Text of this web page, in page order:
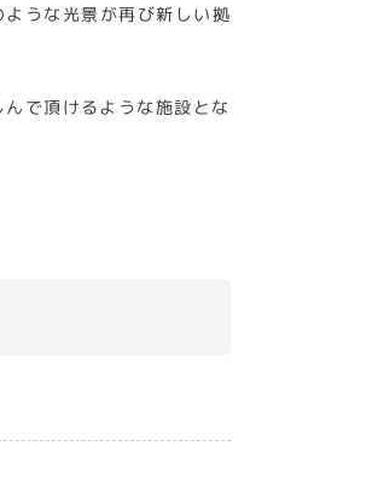
うな光景が再び新しい拠
で頂けるような施設とな